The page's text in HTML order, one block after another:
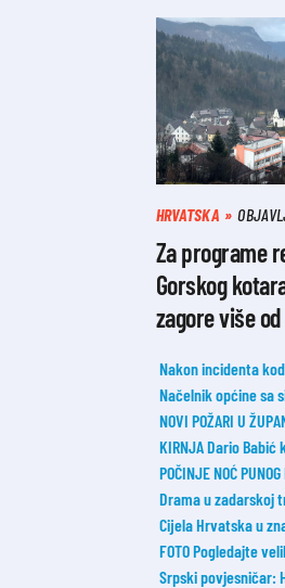
HRVATSKA
Za programe
Gorskog
zagore više
Nakon incidenta
Načelnik općine sa
NOVI POŽARI U
KIRNJA Dario
POČINJE NOĆ
Drama u zadarskoj
Cijela Hrvatska u
FOTO Pogledajte
Srpski povjesničar: